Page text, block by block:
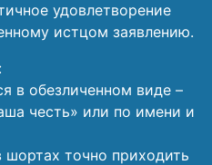
удовлетворение
истцом заявлению.
в обезличенном виде –
честь» или по имени и
точно приходить